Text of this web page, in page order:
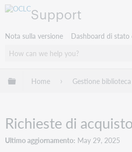
Support
Nota sulla versione Dashboard di stato
Espandi/comprimi la
Home Gestione biblioteca
Richieste di acquisto
Ultimo aggiornamento May 29, 2025